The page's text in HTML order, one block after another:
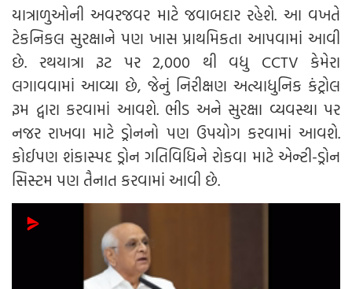
યાત્રાળુઓની અવરજવર માટે જવાબદાર રહેશે. આ વખતે
ટેકનિકલ સુરક્ષાને પણ ખાસ પ્રાથમિકતા આપવામાં આવી
છે. રથયાત્રા રૂટ પર 2,000 થી વધુ CCTV કેમેરા
લગાવવામાં આવ્યા છે, જેનું નિરીક્ષણ અત્યાધુનિક કંટ્રોલ
રૂમ દ્વારા કરવામાં આવશે. ભીડ અને સુરક્ષા વ્યવસ્થા પર
નજર રાખવા માટે ડ્રોનનો પણ ઉપયોગ કરવામાં આવશે.
કોઈપણ શંકાસ્પદ ડ્રોન ગતિવિધિને રોકવા માટે એન્ટી-ડ્રોન
સિસ્ટમ પણ તૈનાત કરવામાં આવી છે.